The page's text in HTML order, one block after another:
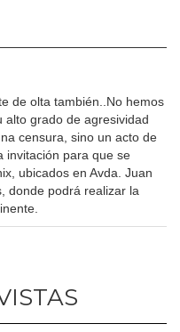
de olta también..No hemos
alto grado de agresividad
censura, sino un acto de
invitación para que se
ubicados en Avda. Juan
donde podrá realizar la